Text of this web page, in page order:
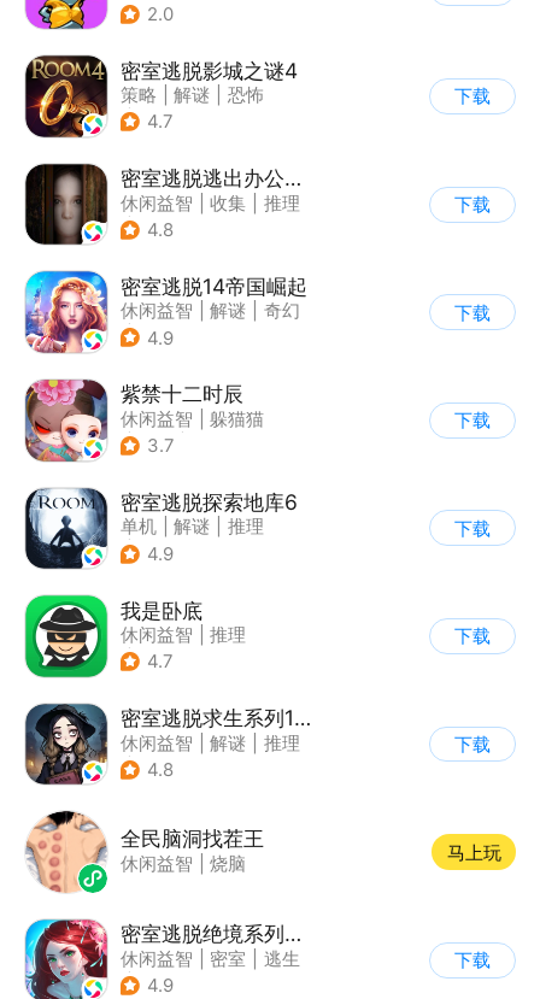
2.0
密室逃脱影城之谜4
策略 解谜
恐怖
| 密室逃脱
4.7
下载
密室逃脱逃出办公室3
休闲益智 收集
推理
| 密室逃脱
4.8
下载
密室逃脱14帝国崛起
休闲益智 解谜
奇幻
| 密室逃脱
4.9
下载
紫禁十二时辰
休闲益智
躲猫猫
| 推理
3.7
下载
密室逃脱探索地库6
单机 解谜
推理
| 欧美风
4.9
下载
我是卧底
休闲益智
推理
| 派对游戏
4.7
下载
密室逃脱求生系列1极地冒险
休闲益智 解谜
推理
| 密室逃脱
4.8
下载
全民脑洞找茬王
休闲益智 烧脑
马上玩
密室逃脱绝境系列4迷失森林
休闲益智 密室
逃生
| 密室逃脱
4.9
下载